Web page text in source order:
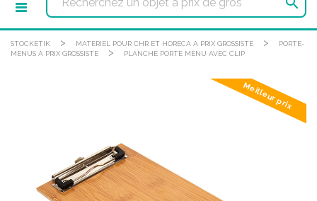
STOCKETIK > MATÉRIEL POUR CHR ET HORECA À PRIX GROSSISTE >
PORTE-
MENUS À PRIX GROSSISTE
> PLANCHE PORTE MENU AVEC CLIP
Meilleur prix